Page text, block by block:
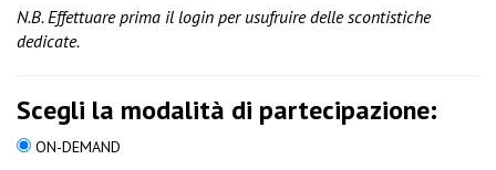
N.B. Effettuare prima il login per usufruire delle scontistiche
dedicate.
Scegli la modalità di partecipazione:
ON-DEMAND